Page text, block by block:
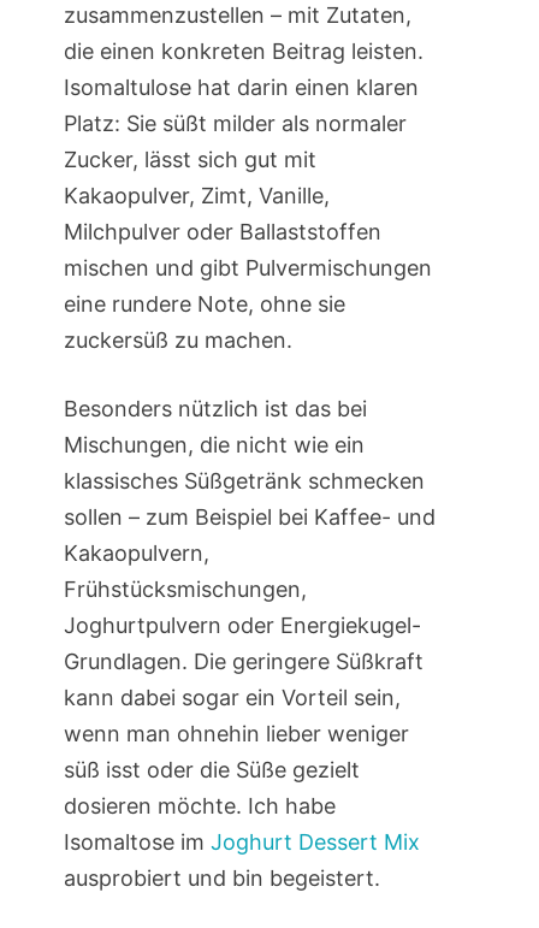
zusammenzustellen – mit Zutaten,
die einen konkreten Beitrag leisten.
Isomaltulose hat darin einen klaren
Platz: Sie süßt milder als normaler
Zucker, lässt sich gut mit
Kakaopulver, Zimt, Vanille,
Milchpulver oder Ballaststoffen
mischen und gibt Pulvermischungen
eine rundere Note, ohne sie
zuckersüß zu machen.
Besonders nützlich ist das bei
Mischungen, die nicht wie ein
klassisches Süßgetränk schmecken
sollen – zum Beispiel bei Kaffee- und
Kakaopulvern,
Frühstücksmischungen,
Joghurtpulvern oder Energiekugel-
Grundlagen. Die geringere Süßkraft
kann dabei sogar ein Vorteil sein,
wenn man ohnehin lieber weniger
süß isst oder die Süße gezielt
dosieren möchte. Ich habe
Isomaltose im Joghurt Dessert Mix
ausprobiert und bin begeistert.